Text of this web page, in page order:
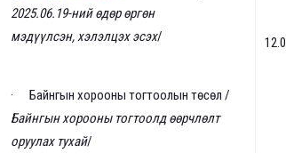
2025.06.19-ний өдөр өргөн
мэдүүлсэн, хэлэлцэх эсэх/
·
Байнгын хорооны тогтоолын төсөл /
Байнгын хорооны тогтоолд өөрчлөлт
оруулах тухай/